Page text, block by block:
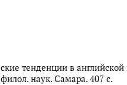
тенденции в английской
наук. Самара. 407 с.